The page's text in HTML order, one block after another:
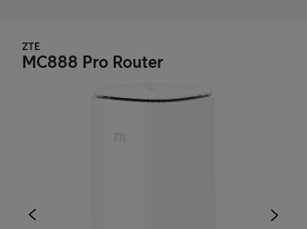
ZTE
MC888 Pro Router